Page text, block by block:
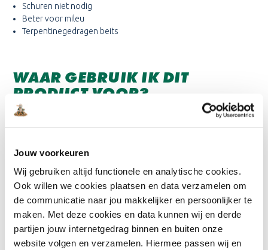
Jouw voorkeuren
Wij gebruiken altijd functionele en analytische cookies.
Ook willen we cookies plaatsen en data verzamelen om
de communicatie naar jou makkelijker en persoonlijker te
maken. Met deze cookies en data kunnen wij en derde
partijen jouw internetgedrag binnen en buiten onze
website volgen en verzamelen. Hiermee passen wij en
Schuren niet nodig
Beter voor mileu
Terpentinegedragen beits
WAAR GEBRUIK IK DIT
PRODUCT VOOR?
De Koopmans Ecoleum is te gebruiken ter vervanging van
product dus geschikt voor verouderde/ verpoederde
verweerd hout. Belangrijk is dat je het hout vooraf niet schuurt!
KLEURENKAARTEN:
Download hier de beschikbare kleurenkaarten voor dit product